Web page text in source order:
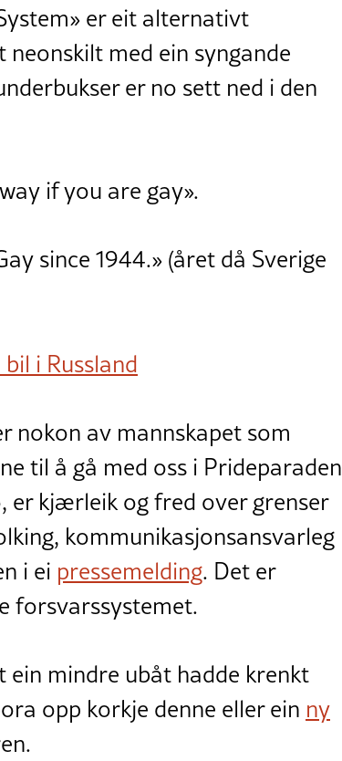
er eit alternativt
med ein syngande
er no sett ned i den
if you are gay».
since 1944.» (året då Sverige
i Russland
nokon av mannskapet som
til å gå med oss i Prideparaden
er kjærleik og fred over grenser
kommunikasjonsansvarleg
i ei pressemelding. Det er
forsvarssystemet.
ein mindre ubåt hadde krenkt
opp korkje denne eller ein ny